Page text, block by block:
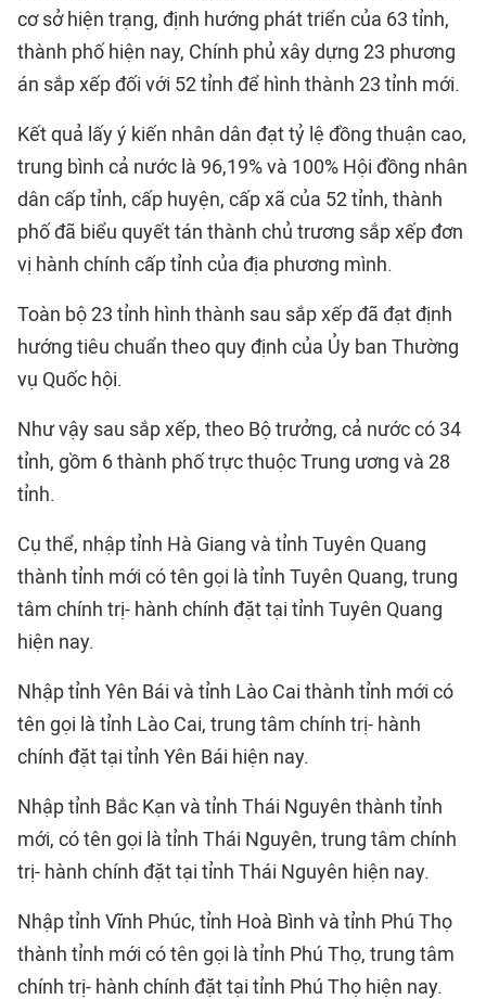
cơ sở hiện trạng, định hướng phát triển của 63 tỉnh,
thành phố hiện nay, Chính phủ xây dựng 23 phương
án sắp xếp đối với 52 tỉnh để hình thành 23 tỉnh mới.
Kết quả lấy ý kiến nhân dân đạt tỷ lệ đồng thuận cao,
trung bình cả nước là 96,19% và 100% Hội đồng nhân
dân cấp tỉnh, cấp huyện, cấp xã của 52 tỉnh, thành
phố đã biểu quyết tán thành chủ trương sắp xếp đơn
vị hành chính cấp tỉnh của địa phương mình.
Toàn bộ 23 tỉnh hình thành sau sắp xếp đã đạt định
hướng tiêu chuẩn theo quy định của Ủy ban Thường
vụ Quốc hội.
Như vậy sau sắp xếp, theo Bộ trưởng, cả nước có 34
tỉnh, gồm 6 thành phố trực thuộc Trung ương và 28
tỉnh.
Cụ thể, nhập tỉnh Hà Giang và tỉnh Tuyên Quang
thành tỉnh mới có tên gọi là tỉnh Tuyên Quang, trung
tâm chính trị- hành chính đặt tại tỉnh Tuyên Quang
hiện nay.
Nhập tỉnh Yên Bái và tỉnh Lào Cai thành tỉnh mới có
tên gọi là tỉnh Lào Cai, trung tâm chính trị- hành
chính đặt tại tỉnh Yên Bái hiện nay.
Nhập tỉnh Bắc Kạn và tỉnh Thái Nguyên thành tỉnh
mới, có tên gọi là tỉnh Thái Nguyên, trung tâm chính
trị- hành chính đặt tại tỉnh Thái Nguyên hiện nay.
Nhập tỉnh Vĩnh Phúc, tỉnh Hoà Bình và tỉnh Phú Thọ
thành tỉnh mới có tên gọi là tỉnh Phú Thọ, trung tâm
chính trị- hành chính đặt tại tỉnh Phú Thọ hiện nay.